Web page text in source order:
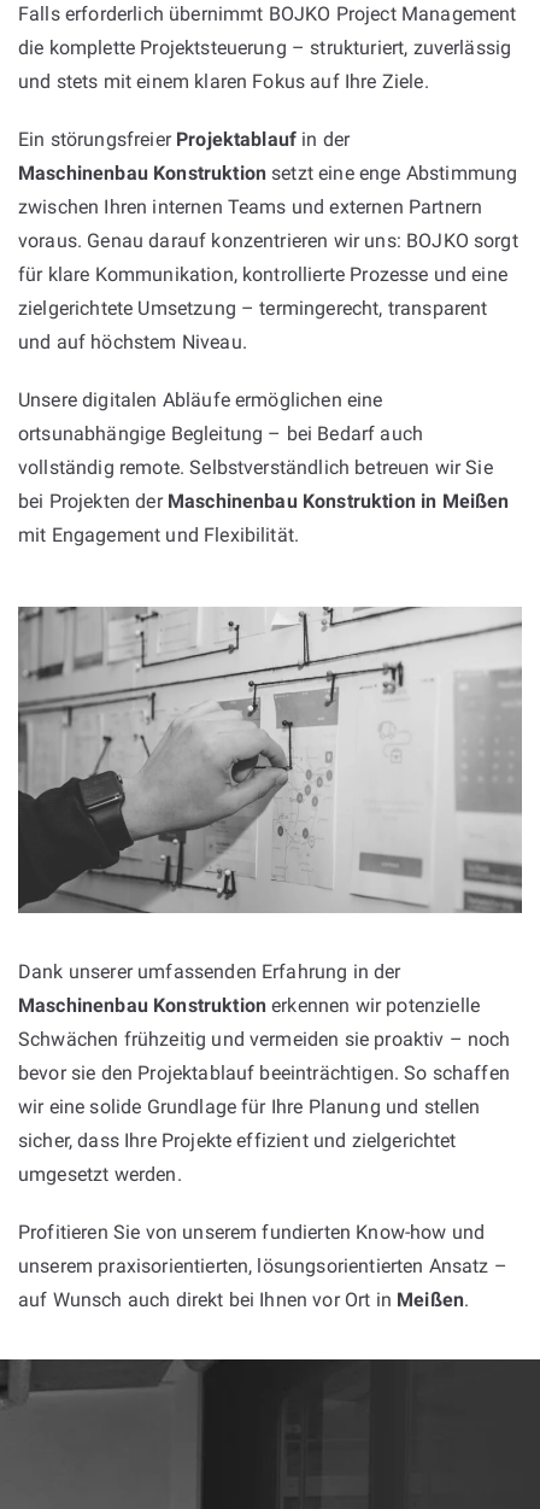
Falls erforderlich übernimmt BOJKO Project Management
die komplette Projektsteuerung – strukturiert, zuverlässig
und stets mit einem klaren Fokus auf Ihre Ziele.
Ein störungsfreier Projektablauf in der
Maschinenbau Konstruktion setzt eine enge Abstimmung
zwischen Ihren internen Teams und externen Partnern
voraus. Genau darauf konzentrieren wir uns: BOJKO sorgt
für klare Kommunikation, kontrollierte Prozesse und eine
zielgerichtete Umsetzung – termingerecht, transparent
und auf höchstem Niveau.
Unsere digitalen Abläufe ermöglichen eine
ortsunabhängige Begleitung – bei Bedarf auch
vollständig remote. Selbstverständlich betreuen wir Sie
bei Projekten der Maschinenbau Konstruktion in Meißen
mit Engagement und Flexibilität.
Dank unserer umfassenden Erfahrung in der
Maschinenbau Konstruktion erkennen wir potenzielle
Schwächen frühzeitig und vermeiden sie proaktiv – noch
bevor sie den Projektablauf beeinträchtigen. So schaffen
wir eine solide Grundlage für Ihre Planung und stellen
sicher, dass Ihre Projekte effizient und zielgerichtet
umgesetzt werden.
Profitieren Sie von unserem fundierten Know-how und
unserem praxisorientierten, lösungsorientierten Ansatz –
auf Wunsch auch direkt bei Ihnen vor Ort in Meißen.